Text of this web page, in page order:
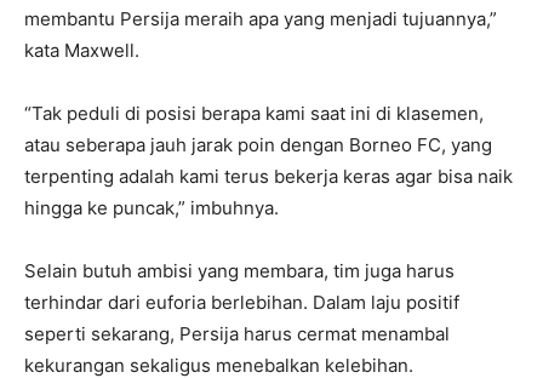
membantu Persija meraih apa yang menjadi tujuannya,”
kata Maxwell.
“Tak peduli di posisi berapa kami saat ini di klasemen,
atau seberapa jauh jarak poin dengan Borneo FC, yang
terpenting adalah kami terus bekerja keras agar bisa naik
hingga ke puncak,” imbuhnya.
Selain butuh ambisi yang membara, tim juga harus
terhindar dari euforia berlebihan. Dalam laju positif
seperti sekarang, Persija harus cermat menambal
kekurangan sekaligus menebalkan kelebihan.